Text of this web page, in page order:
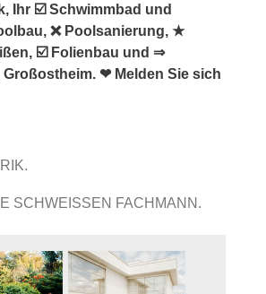
Ihr ☑️ Schwimmbad und
❌ Poolsanierung, ★
☑️ Folienbau und ⇒
❤ Melden Sie sich
SCHWEISSEN FACHMANN.